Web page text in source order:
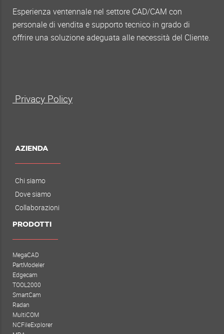
Esperienza ventennale nel settore CAD/CAM con
personale di vendita e supporto tecnico in grado di
offrire una soluzione adeguata alle necessità del Cliente.
Privacy Policy
AZIENDA
Chi siamo
Dove siamo
Collaborazioni
PRODOTTI
MegaCAD
PartModeler
Edgecam
TOOL2000
SmartCam
Radan
MultiCOM
NCFileExplorer